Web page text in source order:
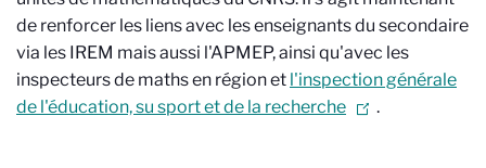
de renforcer les liens avec les enseignants du secondaire
via les IREM mais aussi l'APMEP, ainsi qu'avec les
inspecteurs de maths en région et l'inspection générale
de l'éducation, su sport et de la recherche
.